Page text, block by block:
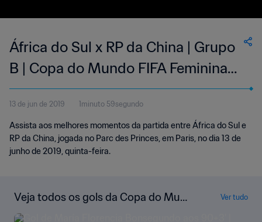
África do Sul x RP da China | Grupo
B | Copa do Mundo FIFA Feminina
de 2019, na França | Melhores
Momentos
13 de jun de 2019 1minuto 59segundo
Assista aos melhores momentos da partida entre África do Sul e
RP da China, jogada no Parc des Princes, em Paris, no dia 13 de
junho de 2019, quinta-feira.
Veja todos os gols da Copa do Mun
do Feminina FIFA 2019, no França
Ver tudo